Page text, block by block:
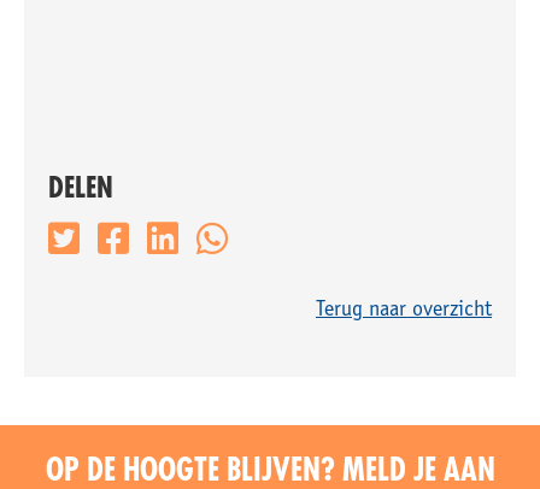
DELEN
Terug naar overzicht
OP DE HOOGTE BLIJVEN? MELD JE AAN